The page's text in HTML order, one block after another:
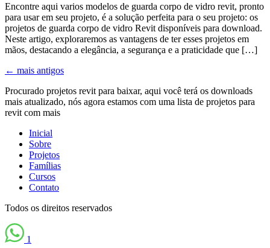
Encontre aqui varios modelos de guarda corpo de vidro revit, pronto
para usar em seu projeto, é a solução perfeita para o seu projeto: os
projetos de guarda corpo de vidro Revit disponíveis para download.
Neste artigo, exploraremos as vantagens de ter esses projetos em
mãos, destacando a elegância, a segurança e a praticidade que […]
← mais antigos
Procurado projetos revit para baixar, aqui você terá os downloads
mais atualizado, nós agora estamos com uma lista de projetos para
revit com mais
Inicial
Sobre
Projetos
Famílias
Cursos
Contato
Todos os direitos reservados
1